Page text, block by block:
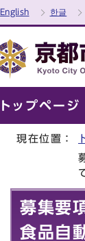
English 한글
トップページ
現在位置：
募集要
食品自